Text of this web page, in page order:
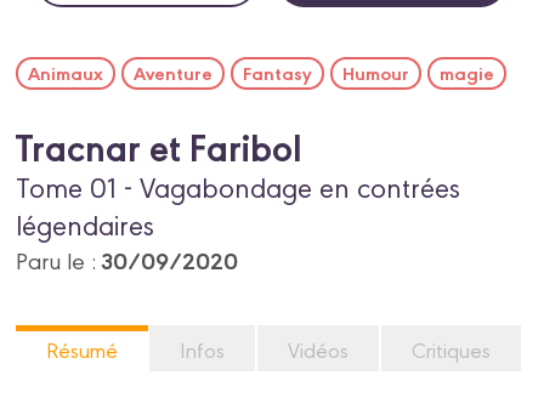
Animaux Aventure Fantasy Humour magie
Tracnar et Faribol
Tome 01 - Vagabondage en contrées
légendaires
Paru le :30/09/2020
Résumé Infos Vidéos Critiques